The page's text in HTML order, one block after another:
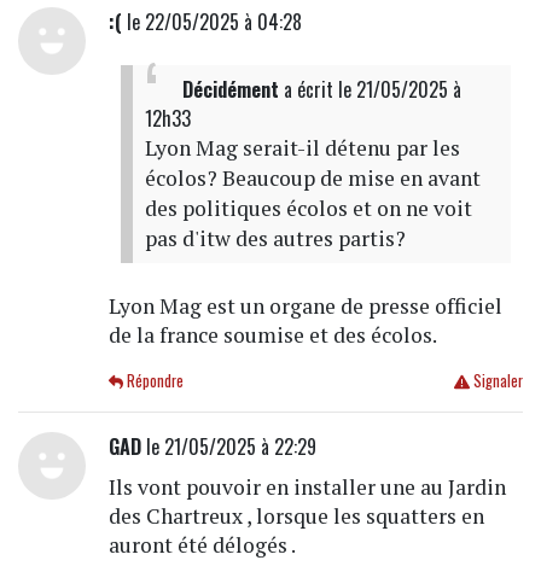
:( le 22/05/2025 à 04:28
Décidément a écrit le 21/05/2025 à
12h33
Lyon Mag serait-il détenu par les
écolos? Beaucoup de mise en avant
des politiques écolos et on ne voit
pas d'itw des autres partis?
Lyon Mag est un organe de presse officiel
de la france soumise et des écolos.
Signaler
Répondre
GADle 21/05/2025 à 22:29
Ils vont pouvoir en installer une au Jardin
des Chartreux , lorsque les squatters en
auront été délogés .